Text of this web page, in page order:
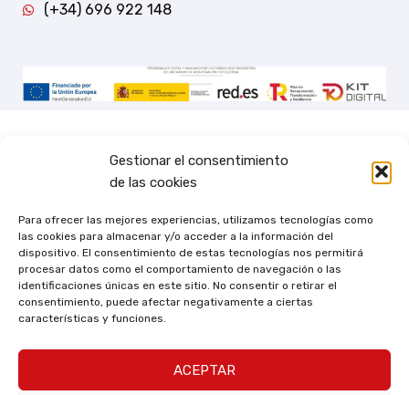
Gestionar el consentimiento
de las cookies
Para ofrecer las mejores experiencias, utilizamos tecnologías como
las cookies para almacenar y/o acceder a la información del
dispositivo. El consentimiento de estas tecnologías nos permitirá
procesar datos como el comportamiento de navegación o las
identificaciones únicas en este sitio. No consentir o retirar el
consentimiento, puede afectar negativamente a ciertas
características y funciones.
ACEPTAR
(+34) 696 922 148